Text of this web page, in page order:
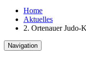
Home
Aktuelles
2. Ortenauer Judo-
Navigation